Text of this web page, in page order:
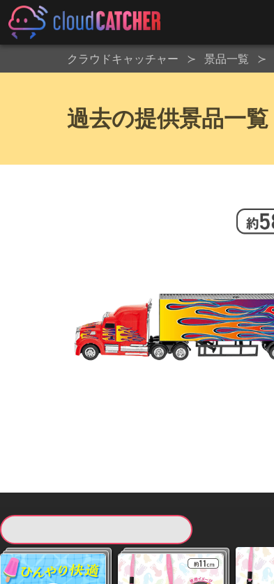
クラウドキャッチャー 景品一覧
過去の提供景品一覧